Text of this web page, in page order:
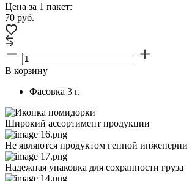
Цена за 1 пакет:
70 руб.
В корзину
Фасовка 3 г.
Широкий ассортимент продукции
Не являются продуктом генной инженерии
Надежная упаковка для сохранности груза